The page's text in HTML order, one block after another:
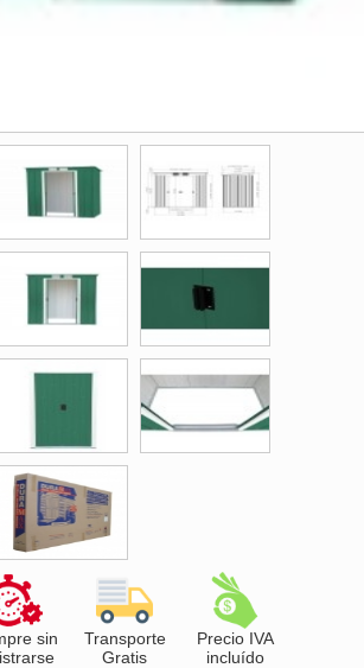
sin
Transporte
Gratis
Precio IVA
incluído